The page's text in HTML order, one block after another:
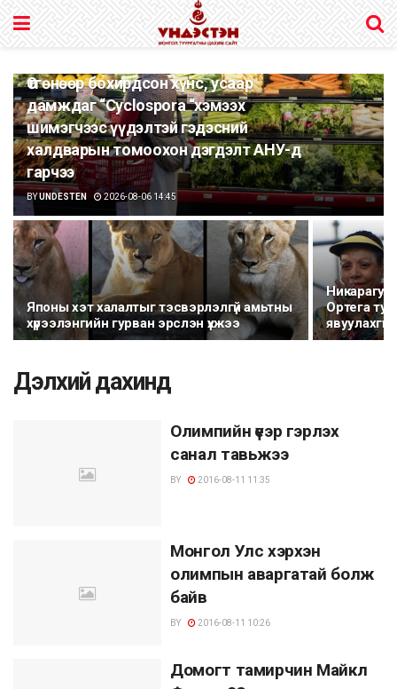
Өтгөнөөр бохирдсон хүнс, усаар
дамждаг “Cyclospora “хэмээх
шимэгчээс үүдэлтэй гэдэсний
халдварын томоохон дэгдэлт АНУ-д
гарчээ
BYUNDESTEN 2026-08-06 14:45
Японы хэт халалтыг тэсвэрлэлгүй амьтны
хүрээлэнгийн гурван эрслэн үхжээ
Ортега
Дэлхий дахинд
Олимпийн үеэр гэрлэх
санал тавьжээ
BY 2016-08-11 11:35
Монгол Улс хэрхэн
олимпын аваргатай болж
байв
BY 2016-08-11 10:26
Домогт тамирчин Майкл